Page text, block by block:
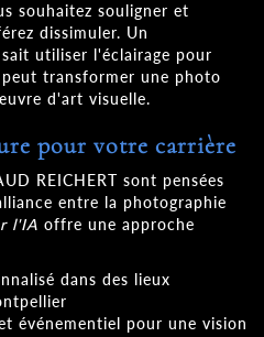
souhaitez souligner et
dissimuler. Un
utiliser l'éclairage pour
transformer une photo
d'art visuelle.
pour votre carrière
REICHERT sont pensées
entre la photographie
l'IA offre une approche
dans des lieux
événementiel pour une vision